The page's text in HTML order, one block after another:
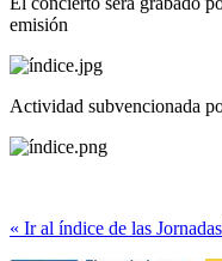
emisión
Actividad subvencionada
« Ir al índice de las